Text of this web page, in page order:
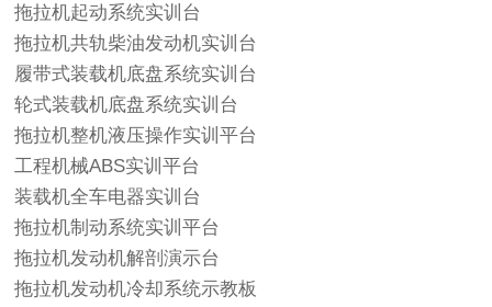
拖拉机起动系统实训台
拖拉机共轨柴油发动机实训台
履带式装载机底盘系统实训台
轮式装载机底盘系统实训台
拖拉机整机液压操作实训平台
工程机械ABS实训平台
装载机全车电器实训台
拖拉机制动系统实训平台
拖拉机发动机解剖演示台
拖拉机发动机冷却系统示教板